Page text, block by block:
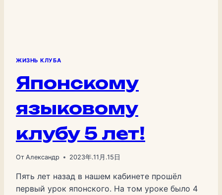
ЖИЗНЬ КЛУБА
Японскому
языковому
клубу 5 лет!
От Александр 2023年.11月.15日
Пять лет назад в нашем кабинете прошёл
первый урок японского. На том уроке было 4